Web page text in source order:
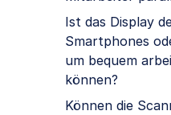
Ist das Display
Smartphones
um bequem
können?
Können die